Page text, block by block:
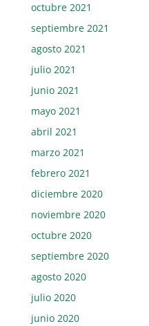
octubre 2021
septiembre 2021
agosto 2021
julio 2021
junio 2021
mayo 2021
abril 2021
marzo 2021
febrero 2021
diciembre 2020
noviembre 2020
octubre 2020
septiembre 2020
agosto 2020
julio 2020
junio 2020